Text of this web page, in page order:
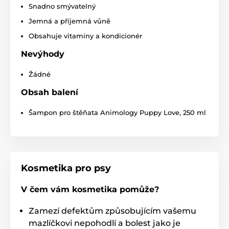
Technické specifikace se mohou změnit bez
výslovného upozornění. Obrázky mají pouze
ilustrativní charakter.
Produkt je zařazen v kategoriích
Chovatelství
Péče o kůži a srst Šampóny pro psy
Snadno smývatelný
Jemná a příjemná vůně
Obsahuje vitamíny a kondicionér
Nevýhody
Žádné
Obsah balení
Šampon pro štěňata Animology Puppy Love, 250 ml
Kosmetika pro psy
V čem vám kosmetika pomůže?
Zamezí defektům způsobujícím vašemu
mazlíčkovi nepohodlí a bolest jako je